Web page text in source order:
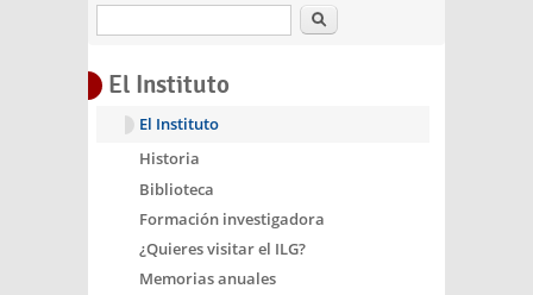
Buscar
El Instituto
El Instituto
Historia
Biblioteca
Formación investigadora
¿Quieres visitar el ILG?
Memorias anuales